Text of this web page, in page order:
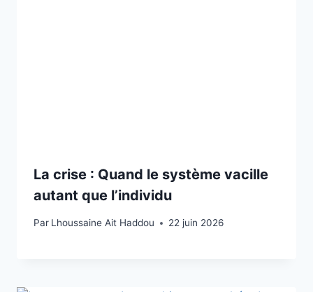
La crise : Quand le système vacille
autant que l’individu
Par Lhoussaine Ait Haddou 22 juin 2026